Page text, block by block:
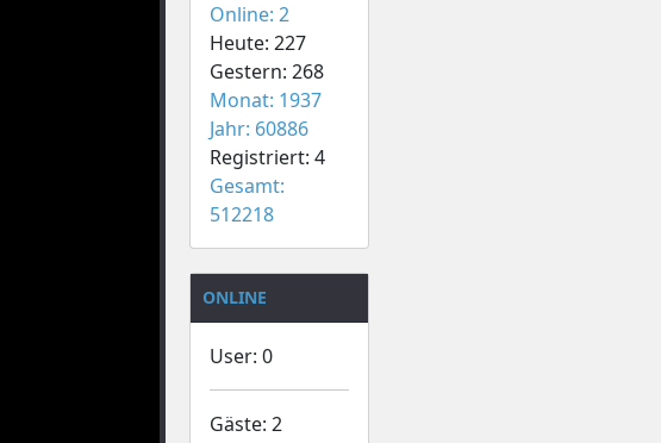
Online: 2
Heute: 227
Gestern: 268
Monat: 1937
Jahr: 60886
Registriert: 4
Gesamt:
512218
ONLINE
User: 0
Gäste: 2